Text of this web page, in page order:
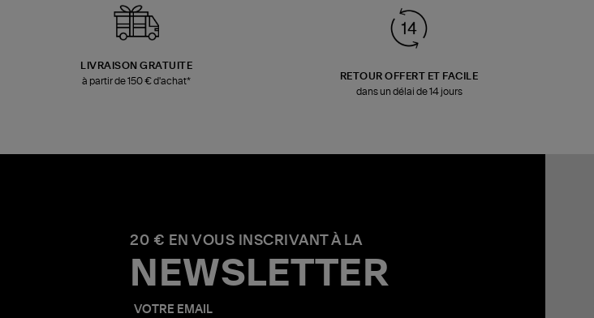
LIVRAISON GRATUITE
à partir de 150 € d'achat*
RETOUR OFFERT ET FACILE
dans un délai de 14 jours
20 € EN VOUS INSCRIVANT À LA
NEWSLETTER